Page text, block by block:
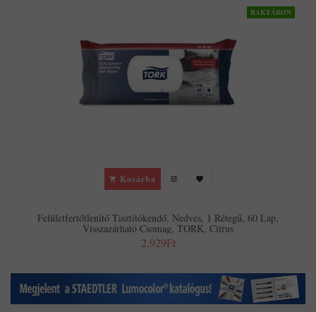
RAKTÁRON
Kosárba
Felületfertőtlenítő Tisztítókendő, Nedves, 1 Rétegű, 60 Lap,
Visszazárható Csomag, TORK, Citrus
2,929Ft